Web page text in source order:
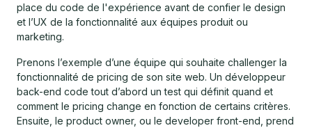
place du code de l'expérience avant de confier le design
et l’UX de la fonctionnalité aux équipes produit ou
marketing.
Prenons l’exemple d’une équipe qui souhaite challenger la
fonctionnalité de pricing de son site web. Un développeur
back-end code tout d’abord un test qui définit quand et
comment le pricing change en fonction de certains critères.
Ensuite, le product owner, ou le developer front-end, prend